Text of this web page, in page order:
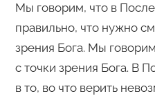
Мы говорим, что в
правильно, что нужно
зрения Бога. Мы
с точки зрения Бога. В
в то, во что верить